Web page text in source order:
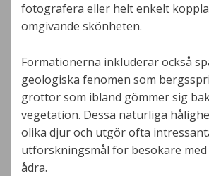
fotografera eller helt enkelt
omgivande skönheten.
Formationerna inkluderar också
geologiska fenomen som
grottor som ibland gömmer sig
vegetation. Dessa naturliga
olika djur och utgör ofta
utforskningsmål för besökare
ådra.